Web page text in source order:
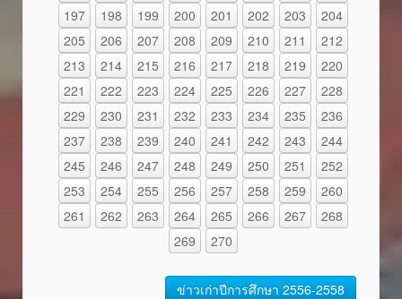
197
198 199 200 201 202 203
204
205
206 207 208 209 210 211
212
213
214 215 216 217 218 219
220
221
222 223 224 225 226 227
228
229
230 231 232 233 234 235
236
237
238 239 240 241 242 243
244
245
246 247 248 249 250 251
252
253
254 255 256 257 258 259
260
261
262 263 264 265 266 267
268
269
270
ข่าวเก่าปีการศึกษา 2556-2558